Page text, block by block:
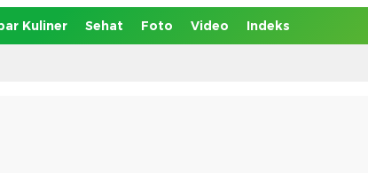
Kuliner Sehat Foto Video Indeks